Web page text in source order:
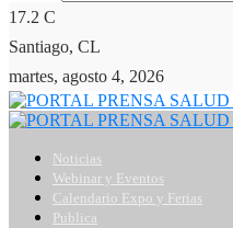
17.2 C
Santiago, CL
martes, agosto 4, 2026
Noticias
Webinar y Eventos
Calendario Expo y Ferias
Publica